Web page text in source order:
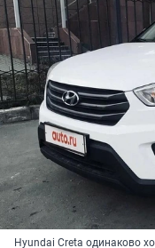
Hyundai Creta одинаково